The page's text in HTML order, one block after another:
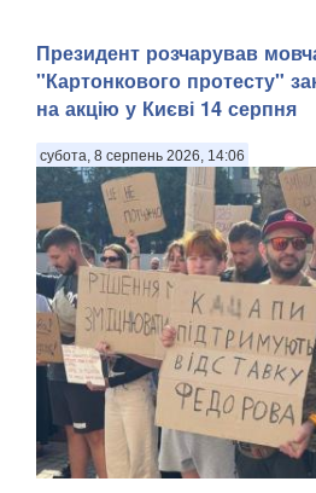
Президент розчарував
"Картонкового протесту"
на акцію у Києві 14 серпня
субота, 8 серпень 2026, 14:06